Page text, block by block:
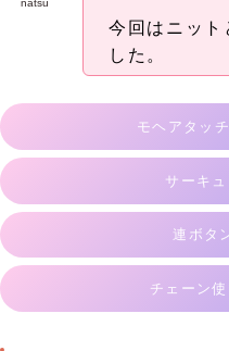
natsu
今回はニット
した。
モヘアタッ
サーキ
連ボタ
チェーン